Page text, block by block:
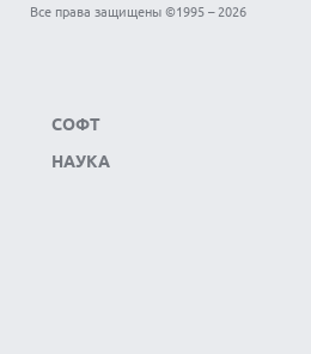
Все права защищены ©1995 – 2026
СОФТ
НАУКА